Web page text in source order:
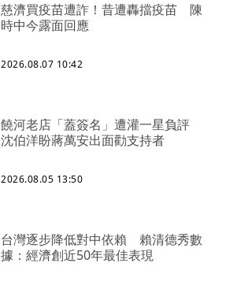
慈濟買疫苗遭詐！昔遭轟擋疫苗 陳
時中今露面回應
2026.08.07 10:42
饒河老店「蓋簽名」遭灌一星負評
沈伯洋盼蔣萬安出面勸支持者
2026.08.05 13:50
台灣逐步降低對中依賴 賴清德秀數
據：經濟創近50年最佳表現